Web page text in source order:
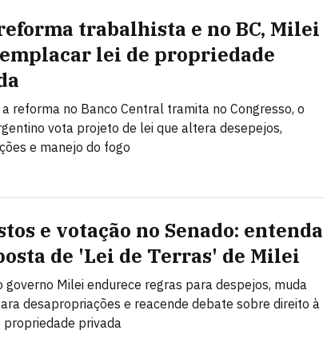
trabalhista e no BC, Milei
lei de propriedade
reforma no Banco Central tramita no Congresso, o
vota projeto de lei que altera desepejos,
e manejo do fogo
e votação no Senado: entenda
de 'Lei de Terras' de Milei
governo Milei endurece regras para despejos, muda
desapropriações e reacende debate sobre direito à
propriedade privada